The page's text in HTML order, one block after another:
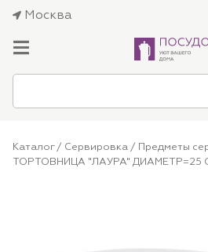
Москва
Каталог/ Сервировка / Предметы
ТОРТОВНИЦА "ЛАУРА" ДИАМЕТР=25